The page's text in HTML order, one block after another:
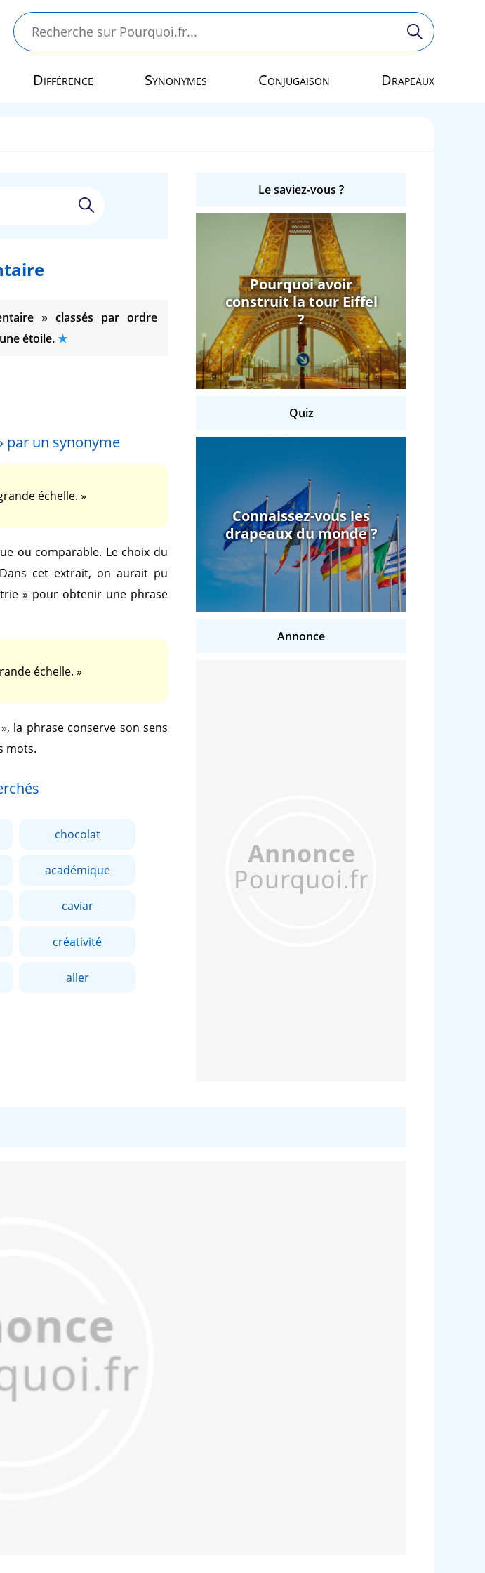
Différence Synonymes Conjugaison Drapeaux
» classés par ordre
étoile.
par un synonyme
échelle. »
ou comparable. Le choix du
cet extrait, on aurait pu
» pour obtenir une phrase
échelle. »
, la phrase conserve son sens
mots.
chocolat
académique
caviar
créativité
aller
Le saviez-vous ?
Pourquoi avoir
construit la tour Eiffel
?
Quiz
Connaissez-vous les
drapeaux du monde ?
Annonce